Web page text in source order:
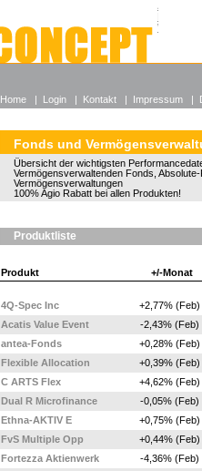
Alle
Wieso
Fonds und
Übersicht der wichtigsten
Vermögensverwaltenden Fonds,
Vermögensverwaltungen
100% Agio Rabatt bei allen Produkten!
Produktliste
Produkt +/-Monat
4Q-Spec Inc
+2,77% (Feb)
Acatis Value Event
-2,43% (Feb)
antea-Fonds
+0,28% (Feb)
Flexible Allocation
+0,39% (Feb)
C ARTS Flex
+4,62% (Feb)
Dual R Microfinance
-0,05% (Feb)
Ethna-AKTIV E
+0,75% (Feb)
FvS Multiple Opp
+0,44% (Feb)
Fortezza Aktienwerk
-4,36% (Feb)
Home | Login | Kontakt | Impressum |